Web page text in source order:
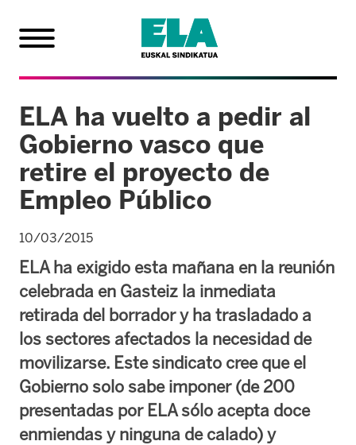
ELA ha vuelto a pedir al
Gobierno vasco que
retire el proyecto de
Empleo Público
10/03/2015
ELA ha exigido esta mañana en la reunión
celebrada en Gasteiz la inmediata
retirada del borrador y ha trasladado a
los sectores afectados la necesidad de
movilizarse. Este sindicato cree que el
Gobierno solo sabe imponer (de 200
presentadas por ELA sólo acepta doce
enmiendas y ninguna de calado) y